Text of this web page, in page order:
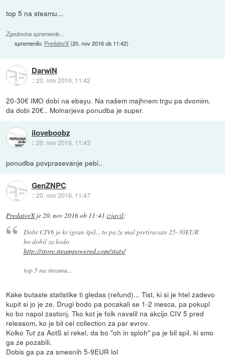
top 5 na steamu...
Zgodovina sprememb…
spremenilo: PredatorX(20. nov 2016 ob 11:42)
DarwiN
::20. nov 2016, 11:42
20-30€ IMO dobi na ebayu. Na našem majhnem trgu pa dvomim,
da dobi 20€.. Molnarjeva ponudba je super.
iloveboobz
::20. nov 2016, 11:43
ponudba povprasevanje pebi..
GenZNPC
::20. nov 2016, 11:47
PredatorXje20. nov 2016 ob 11:41 izjavil:
Dobr CIV6 je kr igran špil... to pa že mal pretiravate 25-30EUR
bo dobil za kodo
http://store.steampowered.com/stats/
top 5 na steamu...
Kake butaste statistike ti gledas (refund)... Tist, ki si je htel zadevo
kupit si jo je ze. Drugi bodo pa pocakali se 1-2 mesca, pa pokupl
ko bo napol zastonj. Tko kot je folk navalil na akcijo CIV 5 pred
releasom, ko je bil cel collection za par evrov.
Kolko Tut za AotS si rekel, da bo "oh in sploh" pa je bil spil, ki smo
ga ze pozabili.
Dobis ga pa za smesnih 5-9EUR lol